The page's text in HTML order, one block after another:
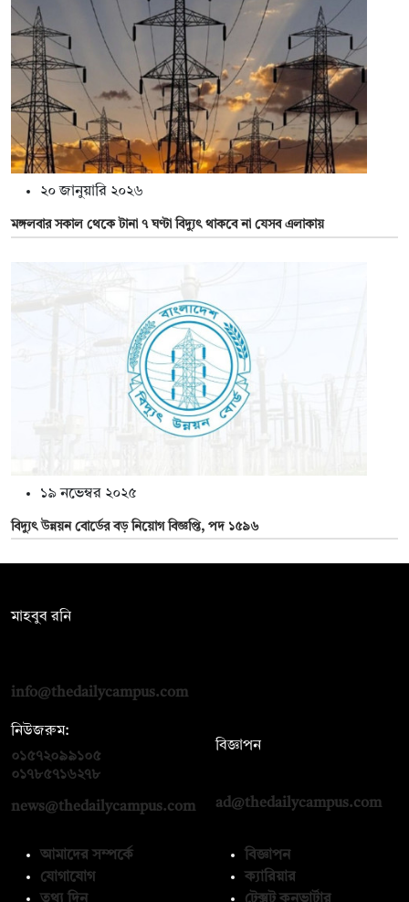
২০ জানুয়ারি ২০২৬
মঙ্গলবার সকাল থেকে টানা ৭ ঘণ্টা বিদ্যুৎ থাকবে না যেসব এলাকায়
১৯ নভেম্বর ২০২৫
বিদ্যুৎ উন্নয়ন বোর্ডের বড় নিয়োগ বিজ্ঞপ্তি, পদ ১৫৯৬
মাহবুব রনি
info@thedailycampus.com
নিউজরুম:
০১৫৭২০৯৯১০৫
০১৭৮৫৭১৬২৭৮
news@thedailycampus.com
বিজ্ঞাপন
ad@thedailycampus.com
আমাদের সম্পর্কে
যোগাযোগ
বিজ্ঞাপন
ক্যারিয়ার